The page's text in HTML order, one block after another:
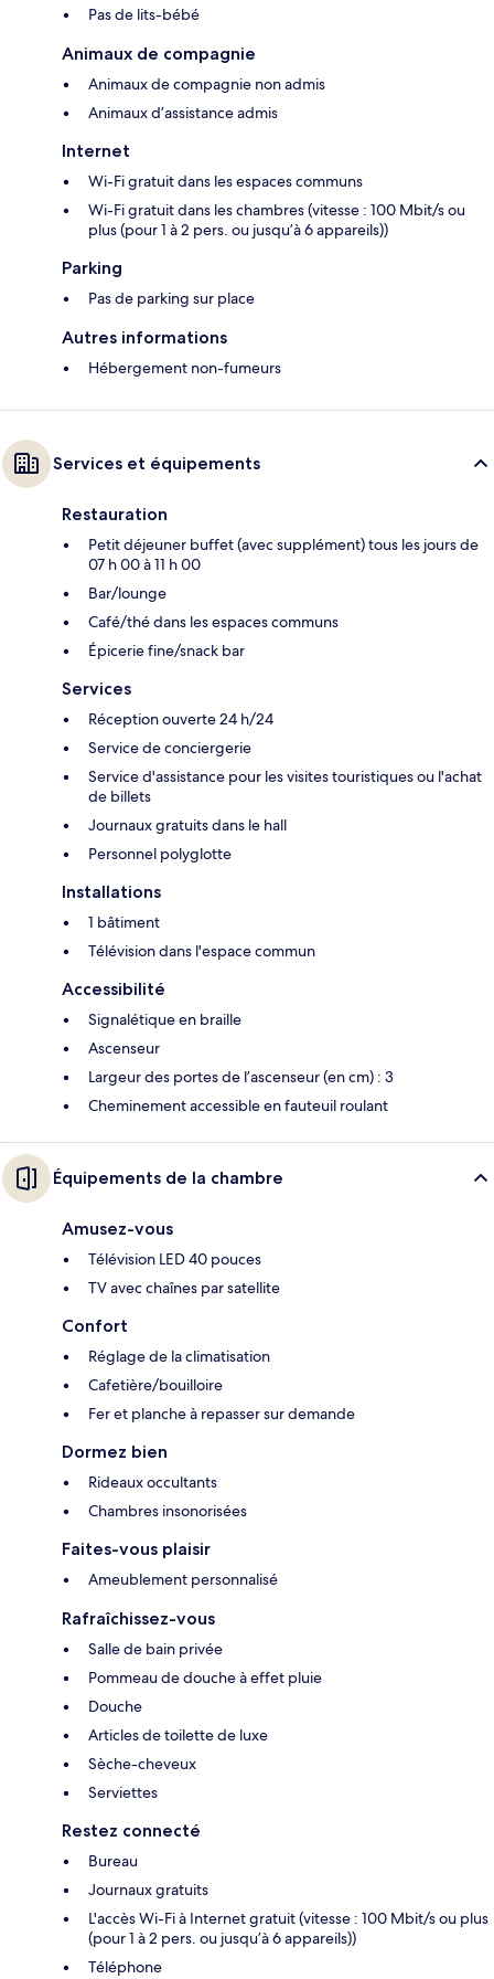
Pas de lits-bébé
Animaux de compagnie
Animaux de compagnie non admis
Animaux d’assistance admis
Internet
Wi-Fi gratuit dans les espaces communs
Wi-Fi gratuit dans les chambres (vitesse : 100 Mbit/s ou
plus (pour 1 à 2 pers. ou jusqu’à 6 appareils))
Parking
Pas de parking sur place
Autres informations
Hébergement non-fumeurs
Services et équipements
Restauration
Petit déjeuner buffet (avec supplément) tous les jours de
07 h 00 à 11 h 00
Bar/lounge
Café/thé dans les espaces communs
Épicerie fine/snack bar
Services
Réception ouverte 24 h/24
Service de conciergerie
Service d'assistance pour les visites touristiques ou l'achat
de billets
Journaux gratuits dans le hall
Personnel polyglotte
Installations
1 bâtiment
Télévision dans l'espace commun
Accessibilité
Signalétique en braille
Ascenseur
Largeur des portes de l’ascenseur (en cm) : 3
Cheminement accessible en fauteuil roulant
Équipements de la chambre
Amusez-vous
Télévision LED 40 pouces
TV avec chaînes par satellite
Confort
Réglage de la climatisation
Cafetière/bouilloire
Fer et planche à repasser sur demande
Dormez bien
Rideaux occultants
Chambres insonorisées
Faites-vous plaisir
Ameublement personnalisé
Rafraîchissez-vous
Salle de bain privée
Pommeau de douche à effet pluie
Douche
Articles de toilette de luxe
Sèche-cheveux
Serviettes
Restez connecté
Bureau
Journaux gratuits
L'accès Wi-Fi à Internet gratuit (vitesse : 100 Mbit/s ou plus
(pour 1 à 2 pers. ou jusqu’à 6 appareils))
Téléphone